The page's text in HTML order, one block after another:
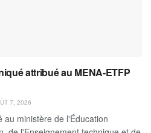
attribué au MENA-ETFP
7, 2026
au ministère de l'Éducation